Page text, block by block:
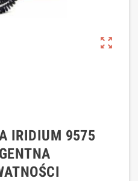
zoom_out_map
IRIDIUM 9575